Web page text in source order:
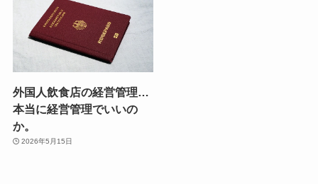
外国人飲食店の経営管理…
本当に経営管理でいいの
か。
2026年5月15日